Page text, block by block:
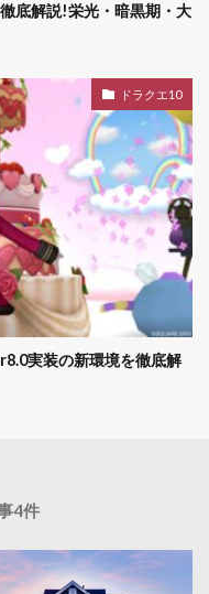
底解説!栄光・暗黒期・大
ドラクエ10
実装の新環境を徹底解
4件